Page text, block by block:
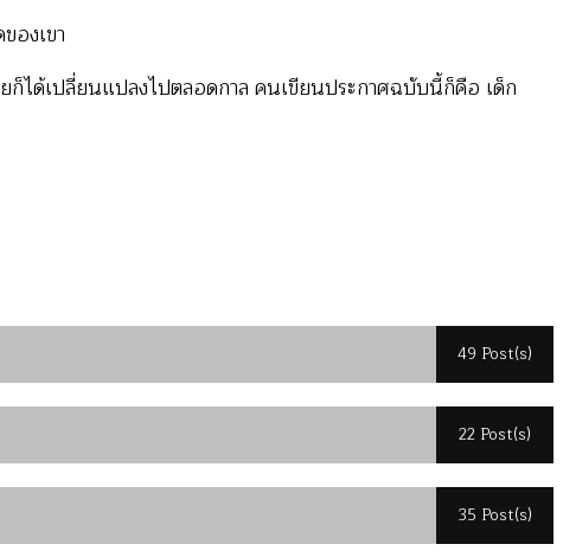
องเขา
ได้เปลี่ยนแปลงไปตลอดกาล คนเขียนประกาศฉบับนี้ก็คือ เด็ก
49 Post(s)
22 Post(s)
35 Post(s)